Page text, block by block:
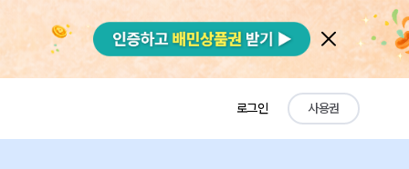
로그인 사용권